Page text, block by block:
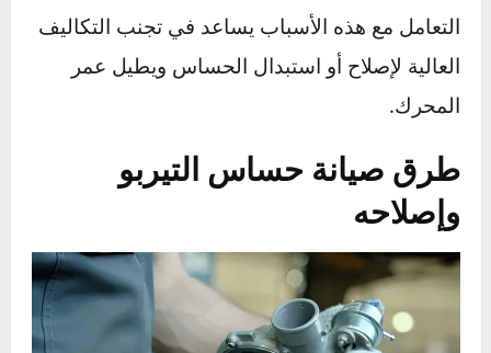
نصيحة وقائية
للحفاظ على حساس التيربو:
قم بتنظيف الحساس بشكل منتظم.
تأكد من صيانة فلتر الهواء واستبداله في الوقت
المناسب.
استخدم زيوت ذات جودة عالية، واتبع توصيات
الشركة المصنعة بشأن الصيانة الدورية.